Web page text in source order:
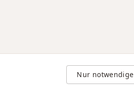
Nur notwendige